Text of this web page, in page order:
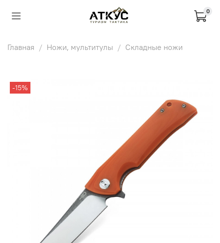
0
Главная Ножи, мультитулы Складные ножи
-15%